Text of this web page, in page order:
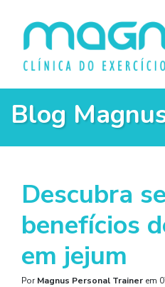
Blog
Descubra
benefícios
em jejum
PorMagnus Personal Trainer em